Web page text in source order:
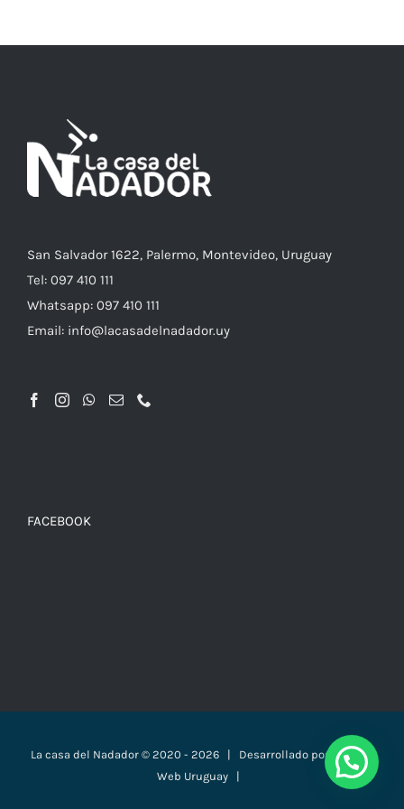
VARIANTES.
San Salvador 1622, Palermo, Montevideo, Uruguay
Tel: 097 410 111
Whatsapp: 097 410 111
Email: info@lacasadelnadador.uy
FACEBOOK
La casa del Nadador © 2020 - 2026 | Desarrollado por Páginas
Web Uruguay|